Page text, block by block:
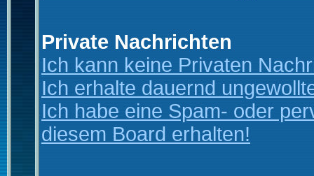
Private Nachrichten
Ich kann keine Privaten
Ich erhalte dauernd
Ich habe eine Spam- oder
diesem Board erhalten!